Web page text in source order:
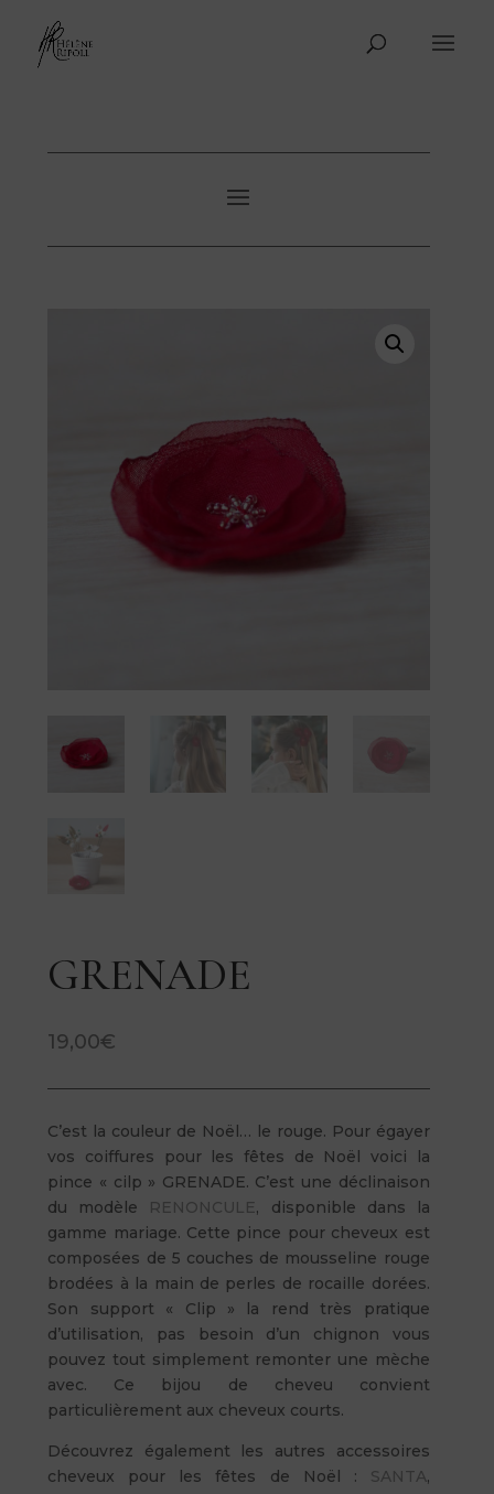
GRENADE
19,00€
C’est la couleur de Noël… le rouge. Pour égayer
vos coiffures pour les fêtes de Noël voici la
pince « cilp » GRENADE. C’est une déclinaison
du modèle RENONCULE, disponible dans la
gamme mariage. Cette pince pour cheveux est
composées de 5 couches de mousseline rouge
brodées à la main de perles de rocaille dorées.
Son support « Clip » la rend très pratique
d’utilisation, pas besoin d’un chignon vous
pouvez tout simplement remonter une mèche
avec. Ce bijou de cheveu convient
particulièrement aux cheveux courts.
Découvrez également les autres accessoires
cheveux pour les fêtes de Noël : SANTA,